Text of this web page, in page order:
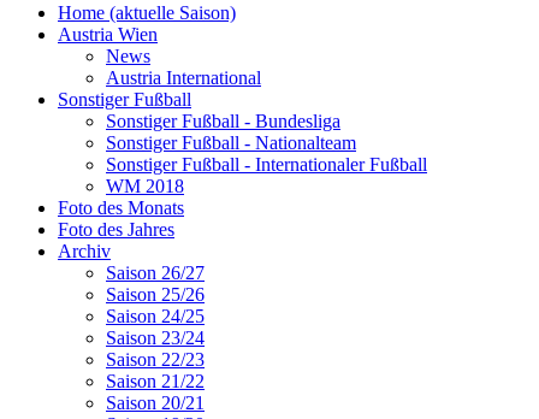
Home (aktuelle Saison)
Austria Wien
News
Austria International
Sonstiger Fußball
Sonstiger Fußball - Bundesliga
Sonstiger Fußball - Nationalteam
Sonstiger Fußball - Internationaler Fußball
WM 2018
Foto des Monats
Foto des Jahres
Archiv
Saison 26/27
Saison 25/26
Saison 24/25
Saison 23/24
Saison 22/23
Saison 21/22
Saison 20/21